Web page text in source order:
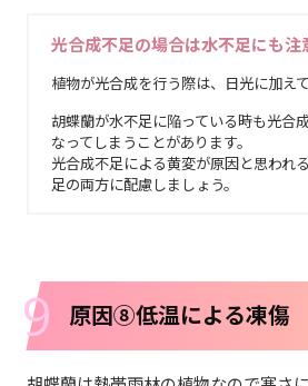
光合成不足の場合は水不足にも注
植物が光合成を行う際は、日光に加えて
胡蝶蘭が水不足に陥っている時も光合
なってしまうことがあります。
光合成不足による黄変が原因と思われ
足の両方に配慮しましょう。
9 原因⑧低温による凍傷